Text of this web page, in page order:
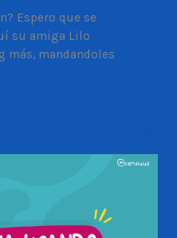
Espero que se
su amiga Lilo
más, mandandoles